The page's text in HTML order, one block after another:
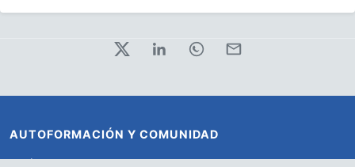
AUTOFORMACIÓN Y COMUNIDAD
OK (Open Knowledge Scrum)